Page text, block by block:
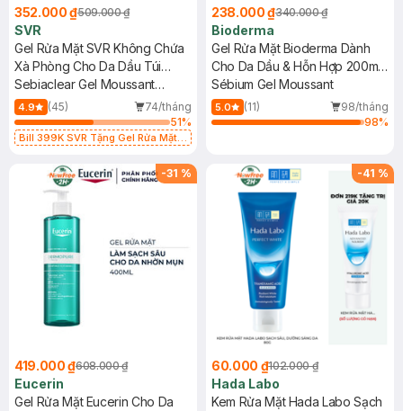
352.000 ₫509.000 ₫
SVR
Gel Rửa Mặt SVR Không Chứa
Xà Phòng Cho Da Dầu Túi
400ml
Sebiaclear Gel Moussant
(Refill)
4.9 (45)
74/tháng
51%
Bill 399K SVR Tặng Gel Rửa Mặt
(SL có hạn)
238.000 ₫340.000 ₫
Bioderma
Gel Rửa Mặt Bioderma Dành
Cho Da Dầu & Hỗn Hợp 200ml
(Tuýp)
Sébium Gel Moussant
5.0 (11)
98/tháng
98%
-31 %
419.000 ₫608.000 ₫
Eucerin
Gel Rửa Mặt Eucerin Cho Da
-41 %
60.000 ₫102.000 ₫
Hada Labo
Kem Rửa Mặt Hada Labo Sạch